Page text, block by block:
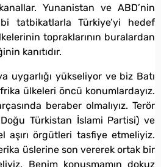
Yunanistan ve ABD’nin
tatbikatlarla Türkiye’yi hedef
topraklarının buralardan
kanıtıdır.
uygarlığı yükseliyor ve biz Batı
ülkeleri öncü konumlardayız.
beraber olmalıyız. Terör
Türkistan İslami Partisi) ve
aşırı örgütleri tasfiye etmeliyiz.
üslerine son vererek ortak bir
Benim konuşmamın dokuz